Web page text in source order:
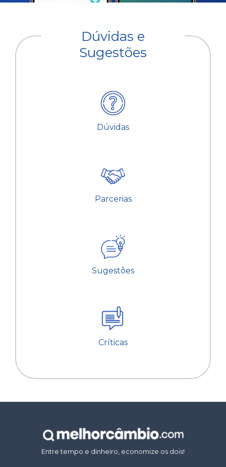
Dúvidas e
Sugestões
Dúvidas
Parcerias
Sugestões
Críticas
Entre tempo e dinheiro, economize os dois!